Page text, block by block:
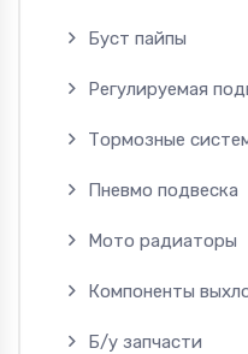
Буст пайпы
Регулируемая
Тормозные
Пневмо подвеска
Мото радиаторы
Компоненты
Б/у запчасти